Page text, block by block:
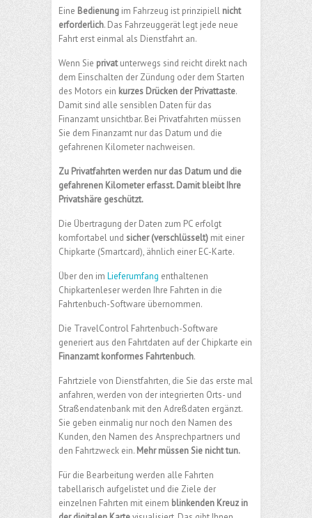
Eine Bedienung im Fahrzeug ist prinzipiell nicht
erforderlich. Das Fahrzeuggerät legt jede neue
Fahrt erst einmal als Dienstfahrt an.
Wenn Sie privatunterwegs sind reicht direkt nach
dem Einschalten der Zündung oder dem Starten
des Motors ein kurzes Drücken der Privattaste.
Damit sind alle sensiblen Daten für das
Finanzamt unsichtbar. Bei Privatfahrten müssen
Sie dem Finanzamt nur das Datum und die
gefahrenen Kilometer nachweisen.
Zu Privatfahrten werden nur das Datum und die
gefahrenen Kilometer erfasst. Damit bleibt Ihre
Privatshäre geschützt.
Die Übertragung der Daten zum PC erfolgt
komfortabel und sicher (verschlüsselt) mit einer
Chipkarte (Smartcard), ähnlich einer EC-Karte.
Über den im Lieferumfang enthaltenen
Chipkartenleser werden Ihre Fahrten in die
Fahrtenbuch-Software übernommen.
Die TravelControl Fahrtenbuch-Software
generiert aus den Fahrtdaten auf der Chipkarte ein
Finanzamt konformes Fahrtenbuch.
Fahrtziele von Dienstfahrten, die Sie das erste mal
anfahren, werden von der integrierten Orts- und
Straßendatenbank mit den Adreßdaten ergänzt.
Sie geben einmalig nur noch den Namen des
Kunden, den Namen des Ansprechpartners und
den Fahrtzweck ein. Mehr müssen Sie nicht tun.
Für die Bearbeitung werden alle Fahrten
tabellarisch aufgelistet und die Ziele der
einzelnen Fahrten mit einem blinkenden Kreuz in